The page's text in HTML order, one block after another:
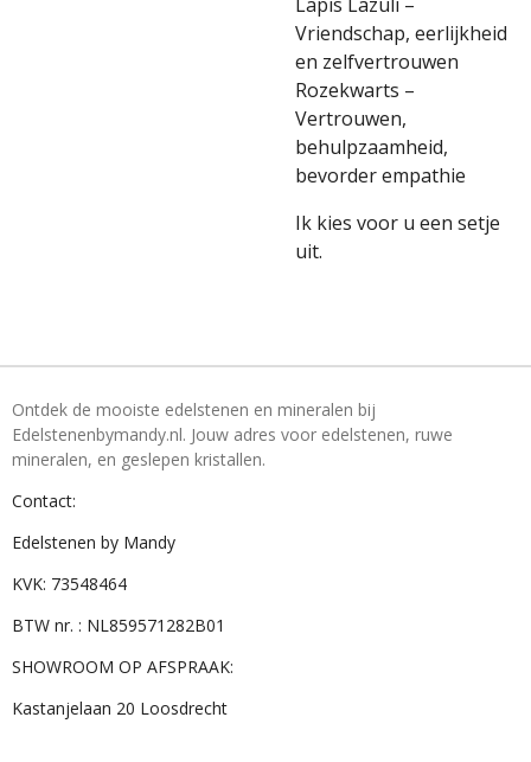
Vriendschap, eerlijkheid
en zelfvertrouwen
Rozekwarts –
Vertrouwen,
behulpzaamheid,
bevorder empathie
Ik kies voor u een setje
uit.
Ontdek de mooiste edelstenen en mineralen bij
Edelstenenbymandy.nl. Jouw adres voor edelstenen, ruwe
mineralen, en geslepen kristallen.
Contact:
Edelstenen by Mandy
KVK: 73548464
BTW nr. : NL859571282B01
SHOWROOM OP AFSPRAAK:
Kastanjelaan 20 Loosdrecht